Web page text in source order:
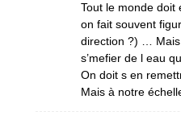
Tout le monde doit
on fait souvent
direction ?) …
s’mefier de l eau
On doit s en
Mais à notre